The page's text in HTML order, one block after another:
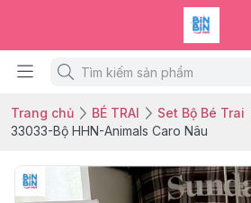
Trang chủ BÉ TRAI Set Bộ Bé Trai
33033-Bộ HHN-Animals Caro Nâu